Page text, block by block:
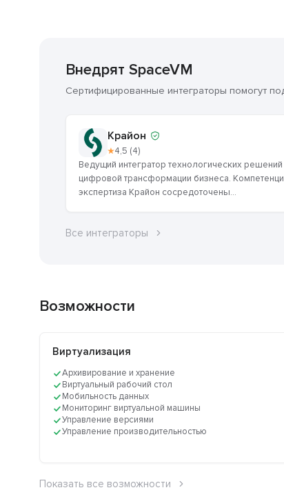
Внедрят SpaceVM
Сертифицированные интеграторы помогут
Крайон
★4,5 (4)
Ведущий интегратор технологических
цифровой трансформации бизнеса.
экспертиза Крайон сосредоточены...
Все интеграторы
Возможности
Виртуализация
Архивирование и хранение
Виртуальный рабочий стол
Мобильность данных
Мониторинг виртуальной машины
Управление версиями
Управление производительностью
Показать все возможности